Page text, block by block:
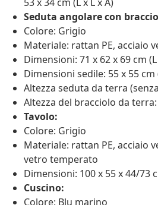
Seduta angolare con
Colore: Grigio
Materiale: rattan PE, acciaio
Dimensioni: 71 x 62 x 69 cm (L
Dimensioni sedile: 55 x 55 cm
Altezza seduta da terra
Altezza del bracciolo da
Tavolo:
Colore: Grigio
Materiale: rattan PE, acciaio
vetro temperato
Dimensioni: 100 x 55 x 44/73
Cuscino:
Colore: Blu marino